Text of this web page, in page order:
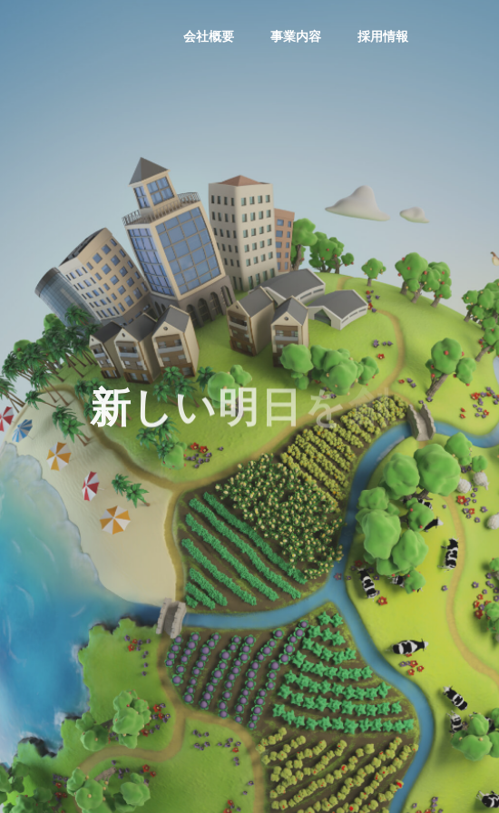
株式会社TomoFuru
会社概要 事業内容 採用情報
新しい明 日を創造す